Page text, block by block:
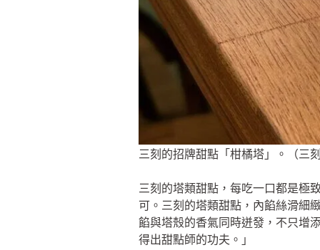
三刻的招牌甜點「柑橘塔」。（三
三刻的塔類甜點，每吃一口都是極
可。三刻的塔類甜點，內餡絲滑細
餡與塔殼的香氣同時迸發，不只增
得出甜點師的功夫。」